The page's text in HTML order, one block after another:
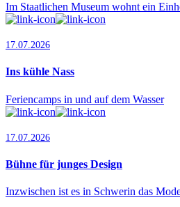
Im Staatlichen Museum wohnt ein
17.07.2026
Ins kühle Nass
Feriencamps in und auf dem Wasser
17.07.2026
Bühne für junges Design
Inzwischen ist es in Schwerin das